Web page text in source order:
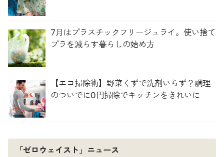
7月はプラスチックフリージュライ。使い捨て
プラを減らす暮らしの始め方
【エコ掃除術】野菜くずで洗剤いらず？調理
のついでに0円掃除でキッチンをきれいに
「ゼロウェイスト」ニュース